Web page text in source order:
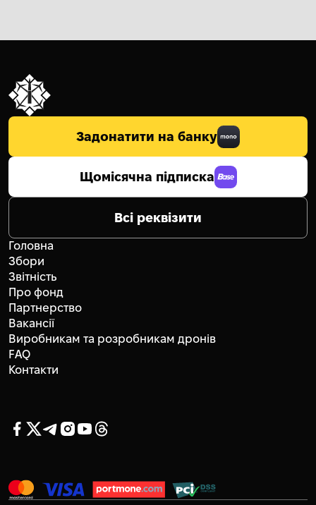
Задонатити на банку
Щомісячна підписка
Всі реквізити
Головна
Збори
Звітність
Про фонд
Партнерство
Вакансії
Виробникам та розробникам дронів
FAQ
Контакти